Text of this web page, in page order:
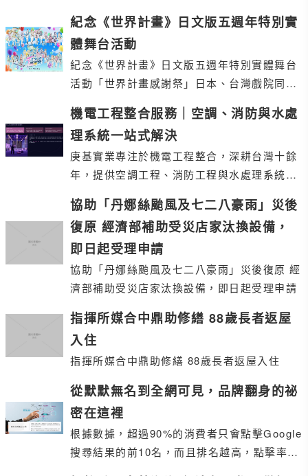
紀念《世界計畫》日文版五週年特別實
體舞台活動
紀念《世界計畫》日文版五週年特別實體舞台
活動「世界計畫感謝祭」日本、台灣戲院同步
機電工程整合服務｜空調、消防與水處
理系統一站式解決
庚基實業專注於機電工程整合，深耕台灣十餘
年，提供空調工程、消防工程與水處理系統完
室、商辦大
協助「丹娜絲颱風及七二八豪雨」災後
復原 經濟部補助受災店家汰換設備，
即日起受理申請
協助「丹娜絲颱風及七二八豪雨」災後復原 經
濟部補助受災店家汰換設備，即日起受理申請
指揮所媒合中鼎助修繕 88歲長者返屋
入住
指揮所媒合中鼎助修繕 88歲長者返屋入住
從默默無名到全網可見，品牌翻身的祕
密在這裡
根據數據，超過90%的消費者只會點擊Google
搜尋結果的前10名，而且排名越高，點擊率更